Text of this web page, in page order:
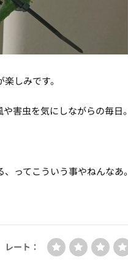
しみです。
害虫を気にしながらの毎日。
ってこういう事やねんなあ。
レート：